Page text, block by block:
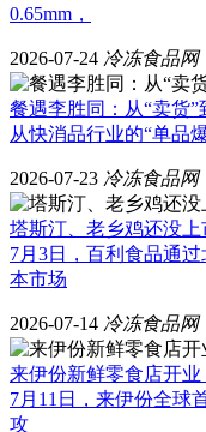
0.65mm，
2026-07-24 冷冻食品网
餐遇李胜同：从“卖货”
从快消品行业的“单品
2026-07-23 冷冻食品网
塔斯汀、老乡鸡还没上
7月3日，百利食品通
本市场
2026-07-14 冷冻食品网
来伊份新鲜零食店开业
7月11日，来伊份全球
攻